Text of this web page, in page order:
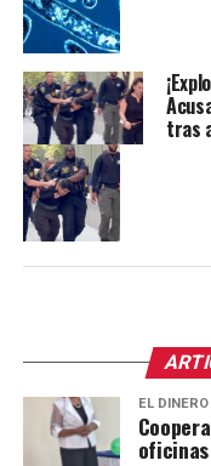
tras
EL DINERO
oficinas